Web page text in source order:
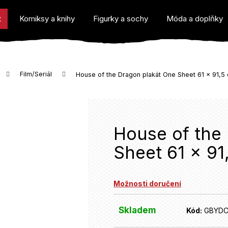
Komiksy a knihy Figurky a sochy Móda a doplňky
Film/Seriál House of the Dragon plakát One Sheet 61 x 91,5
House of the
Sheet 61 x
Možnosti doručení
Skladem Kód: